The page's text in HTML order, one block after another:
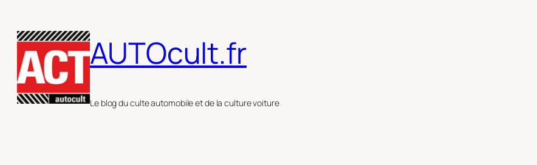
au
contenu
AUTOcult.fr
Le blog du culte automobile et de la culture voiture